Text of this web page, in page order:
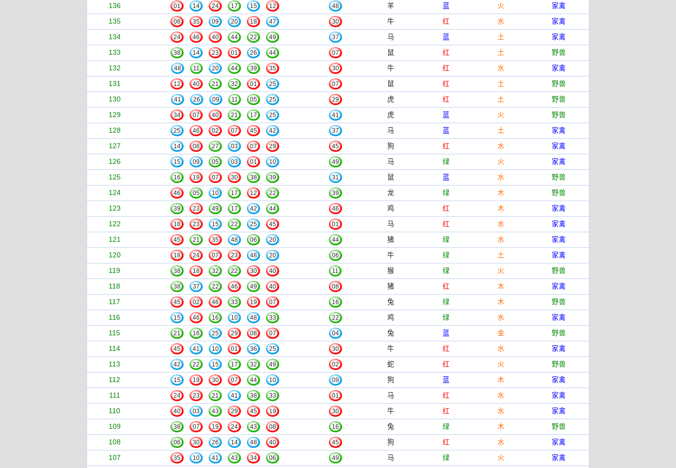
136 01 14 24 17 15 12 48 羊 蓝 火 家禽
135 08 35 09 20 18 47 30 牛 红 水 家禽
134 24 46 40 44 22 49 37 马 蓝 土 家禽
133 38 14 23 01 26 44 07 鼠 红 土 野兽
132 48 11 20 44 39 35 30 牛 红 水 家禽
131 12 40 21 32 01 25 07 鼠 红 土 野兽
130 41 26 09 11 05 25 29 虎 红 土 野兽
129 34 07 40 21 17 25 41 虎 蓝 火 野兽
128 25 46 02 07 45 42 37 马 蓝 土 家禽
127 14 08 27 03 07 29 45 狗 红 水 家禽
126 15 09 05 03 01 10 49 马 绿 火 家禽
125 16 19 07 30 38 39 31 鼠 蓝 水 野兽
124 46 05 10 17 12 22 39 龙 绿 木 野兽
123 39 23 49 17 42 44 46 鸡 红 木 家禽
122 18 23 15 22 25 45 01 马 红 水 家禽
121 45 21 35 48 06 20 44 猪 绿 水 家禽
120 18 24 07 23 48 20 06 牛 绿 土 家禽
119 38 18 32 22 30 40 11 猴 绿 火 野兽
118 38 37 22 46 49 40 08 猪 红 木 家禽
117 45 02 46 33 19 07 16 兔 绿 木 野兽
116 15 46 16 10 48 33 22 鸡 绿 水 家禽
115 21 16 25 29 08 07 04 兔 蓝 金 野兽
114 45 41 10 01 36 25 30 牛 红 水 家禽
113 42 22 15 17 32 49 02 蛇 红 火 野兽
112 15 19 30 07 44 10 09 狗 蓝 木 家禽
111 24 23 21 41 38 33 01 马 红 水 家禽
110 40 03 43 29 45 19 30 牛 红 水 家禽
109 38 07 19 24 43 08 16 兔 绿 木 野兽
108 06 30 26 14 48 40 45 狗 红 水 家禽
107 35 10 41 43 34 06 49 马 绿 火 家禽